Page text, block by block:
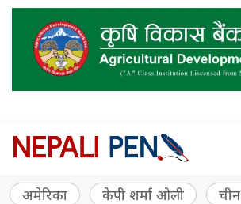
अमेरिका केपी शर्मा ओली चीन